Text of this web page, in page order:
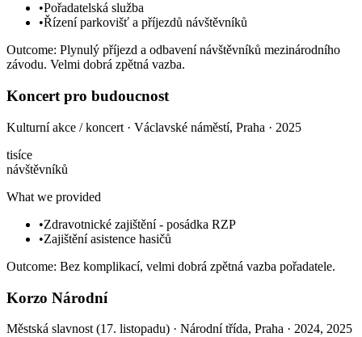
•Pořadatelská služba
•Řízení parkovišť a příjezdů návštěvníků
Outcome: Plynulý příjezd a odbavení návštěvníků mezinárodního
závodu. Velmi dobrá zpětná vazba.
Koncert pro budoucnost
Kulturní akce / koncert · Václavské náměstí, Praha · 2025
tisíce
návštěvníků
What we provided
•Zdravotnické zajištění - posádka RZP
•Zajištění asistence hasičů
Outcome: Bez komplikací, velmi dobrá zpětná vazba pořadatele.
Korzo Národní
Městská slavnost (17. listopadu) · Národní třída, Praha · 2024, 2025